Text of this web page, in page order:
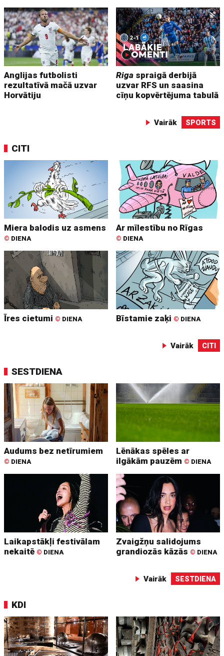
Anglijas futbolisti
rezultatīvā mačā uzvar
Horvātiju
Riga spraigā derbijā
uzvar RFS un saasina
cīņu kopvērtējuma tabulā
Vairāk SPORTS
CITI
Miera balodis uz asmens
© DIENA
Ar mīlestību no Rīgas
© DIENA
Īres cietumi © DIENA Bīstamie zaķi © DIENA
Vairāk CITI
SESTDIENA
Audums bez netīrumiem
© DIENA
Lēnākas spēles ar
ilgākām pauzēm © DIENA
Laikapstākļi festivālam
nekaitē © DIENA
Zvaigžņu salidojums
grandiozās kāzās © DIENA
Vairāk SESTDIENA
KDI